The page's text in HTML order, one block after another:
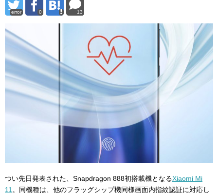
error 0 13
つい先日発表された、Snapdragon 888初搭載機となるXiaomi Mi
11 。同機種は、他のフラッグシップ機同様画面内指紋認証に対応し